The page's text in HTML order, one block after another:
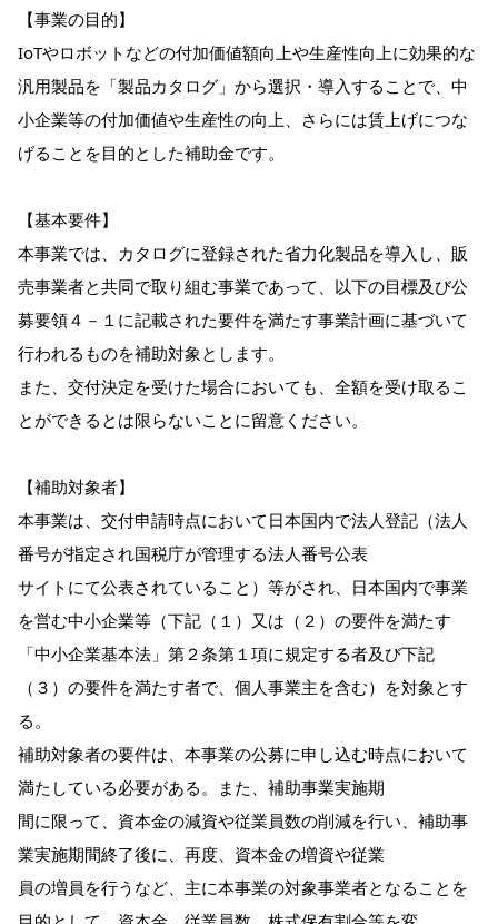
【事業の目的】
IoTやロボットなどの付加価値額向上や生産性向上に効果的な
汎用製品を「製品カタログ」から選択・導入することで、中
小企業等の付加価値や生産性の向上、さらには賃上げにつな
げることを目的とした補助金です。
【基本要件】
本事業では、カタログに登録された省力化製品を導入し、販
売事業者と共同で取り組む事業であって、以下の目標及び公
募要領４－１に記載された要件を満たす事業計画に基づいて
行われるものを補助対象とします。
また、交付決定を受けた場合においても、全額を受け取るこ
とができるとは限らないことに留意ください。
【補助対象者】
本事業は、交付申請時点において日本国内で法人登記（法人
番号が指定され国税庁が管理する法人番号公表
サイトにて公表されていること）等がされ、日本国内で事業
を営む中小企業等（下記（１）又は（２）の要件を満たす
「中小企業基本法」第２条第１項に規定する者及び下記
（３）の要件を満たす者で、個人事業主を含む）を対象とす
る。
補助対象者の要件は、本事業の公募に申し込む時点において
満たしている必要がある。また、補助事業実施期
間に限って、資本金の減資や従業員数の削減を行い、補助事
業実施期間終了後に、再度、資本金の増資や従業
員の増員を行うなど、主に本事業の対象事業者となることを